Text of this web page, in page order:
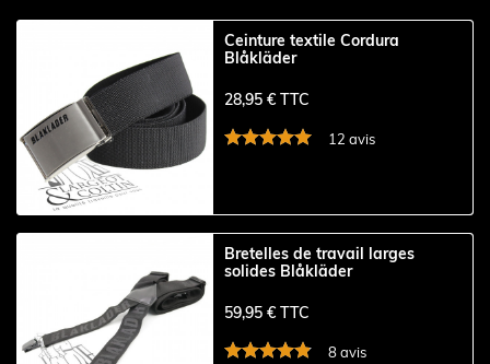
Ceinture textile Cordura
Blåkläder
28,95 € TTC
12 avis
Bretelles de travail larges
solides Blåkläder
59,95 € TTC
8 avis